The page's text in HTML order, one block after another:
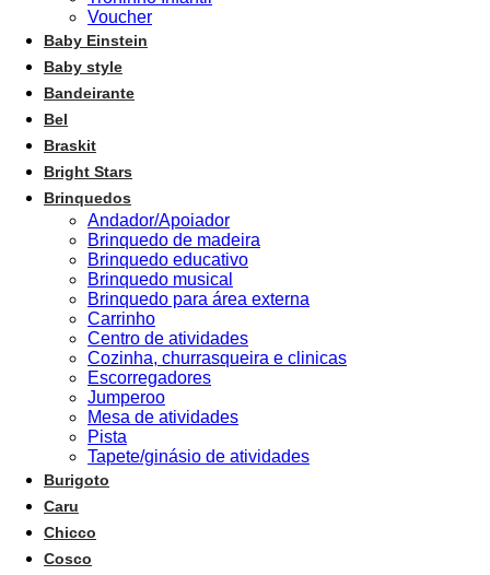
Voucher
Baby Einstein
Baby style
Bandeirante
Bel
Braskit
Bright Stars
Brinquedos
Andador/Apoiador
Brinquedo de madeira
Brinquedo educativo
Brinquedo musical
Brinquedo para área externa
Carrinho
Centro de atividades
Cozinha, churrasqueira e clinicas
Escorregadores
Jumperoo
Mesa de atividades
Pista
Tapete/ginásio de atividades
Burigoto
Caru
Chicco
Cosco